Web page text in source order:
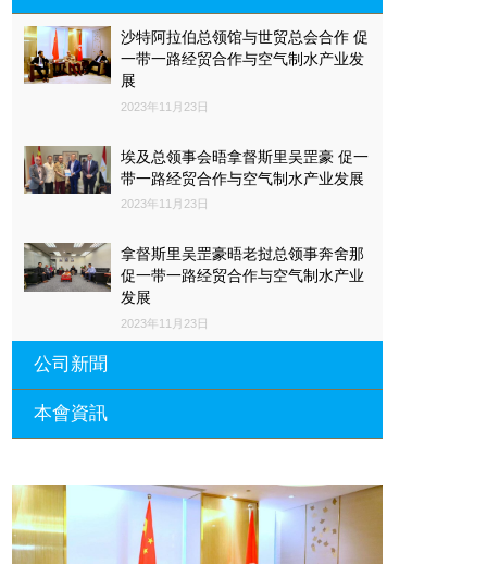
沙特阿拉伯总领馆与世贸总会合作 促
一带一路经贸合作与空气制水产业发
展
2023年11月23日
埃及总领事会晤拿督斯里吴罡豪 促一
带一路经贸合作与空气制水产业发展
2023年11月23日
拿督斯里吴罡豪晤老挝总领事奔舍那
促一带一路经贸合作与空气制水产业
发展
2023年11月23日
公司新聞
一带一路经贸合作与空气制水产业发
2023年11月23日
埃及总领事会晤拿督斯里吴罡豪 促一
带一路经贸合作与空气制水产业发展
本會資訊
長瑚蒞臨 天泉鼎豐深圳總部及國際標
量波量子研究院
2021年12月10日